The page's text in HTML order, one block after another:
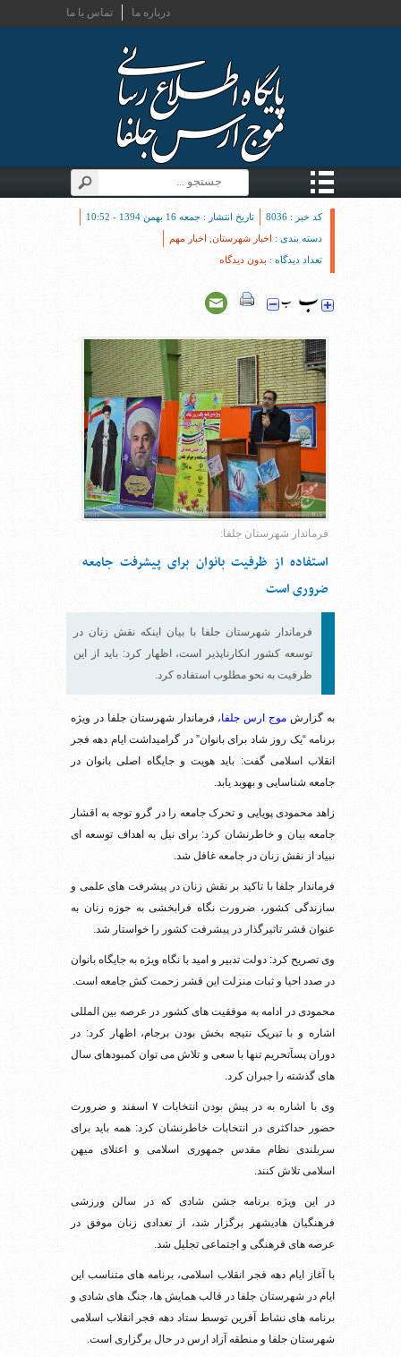
تماس با ما درباره ما
کد خبر : 8036
تاریخ انتشار : جمعه 16 بهمن 1394 - 10:52
دسته بندی : اخبار شهرستان اخبار مهم
تعداد دیدگاه : بدون دیدگاه
فرماندار شهرستان جلفا:
استفاده از ظرفیت بانوان برای پیشرفت جامعه
ضروری است
فرماندار شهرستان جلفا با بیان اینکه نقش زنان در
توسعه کشور انکارناپذیر است، اظهار کرد: باید از این
ظرفیت به نحو مطلوب استفاده کرد.
به گزارش موج ارس جلفا، فرماندار شهرستان جلفا در ویژه
برنامه “یک روز شاد برای بانوان” در گرامیداشت ایام دهه فجر
انقلاب اسلامی گفت: باید هویت و جایگاه اصلی بانوان در
جامعه شناسایی و بهوبد یابد.
زاهد محمودی پویایی و تحرک جامعه را در گرو توجه به اقشار
جامعه بیان و خاطرنشان کرد: برای نیل به اهداف توسعه ای
نبیاد از نقش زنان در جامعه غافل شد.
فرماندار جلفا با تاکید بر نقش زنان در پیشرفت های علمی و
سازندگی کشور، ضرورت نگاه فرابخشی به حوزه زنان به
عنوان قشر تاثیرگذار در پیشرفت کشور را خواستار شد.
وی تصریح کرد: دولت تدبیر و امید با نگاه ویژه به جایگاه بانوان
در صدد احیا و ثبات منزلت این قشر زحمت کش جامعه است.
محمودی در ادامه به موفقیت های کشور در عرصه بین المللی
اشاره و با تبریک نتیجه بخش بودن برجام، اظهار کرد: در
دوران پسآتحریم تنها با سعی و تلاش می توان کمبودهای سال
های گذشته را جبران کرد.
وی با اشاره به در پیش بودن انتخابات ۷ اسفند و ضرورت
حضور حداکثری در انتخابات خاطرنشان کرد: همه باید برای
سربلندی نظام مقدس جمهوری اسلامی و اعتلای میهن
اسلامی تلاش کنند.
در این ویژه برنامه جشن شادی که در سالن ورزشی
فرهنگیان هادیشهر برگزار شد، از تعدادی زنان موفق در
عرصه های فرهنگی و اجتماعی تجلیل شد.
با آغاز ایام دهه فجر انقلاب اسلامی، برنامه های متناسب این
ایام در شهرستان جلفا در قالب همایش ها، جنگ های شادی و
برنامه های نشاط آفرین توسط ستاد دهه فجر انقلاب اسلامی
شهرستان جلفا و منطقه آزاد ارس در حال برگزاری است.